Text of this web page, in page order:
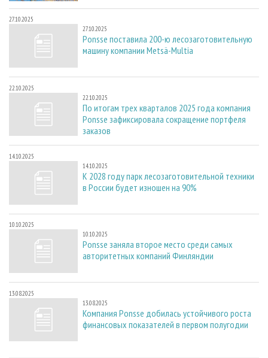
27.10.2025
27.10.2025
Ponsse поставила 200-ю лесозаготовительную
машину компании Metsä-Multia
22.10.2025
22.10.2025
По итогам трех кварталов 2025 года компания
Ponsse зафиксировала сокращение портфеля
заказов
14.10.2025
14.10.2025
К 2028 году парк лесозаготовительной техники
в России будет изношен на 90%
10.10.2025
10.10.2025
Ponsse заняла второе место среди самых
авторитетных компаний Финляндии
13.08.2025
13.08.2025
Компания Ponsse добилась устойчивого роста
финансовых показателей в первом полугодии